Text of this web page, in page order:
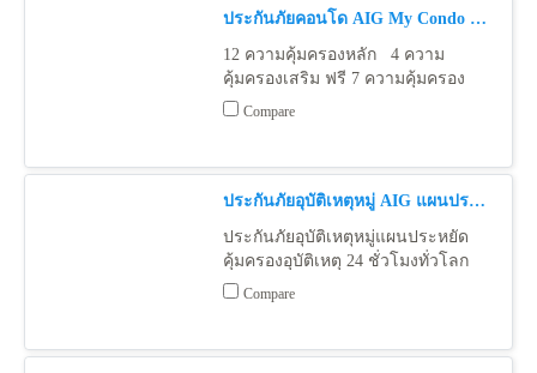
ประกันภัยคอนโด AIG My Condo my Choice
12 ความคุ้มครองหลัก 4 ความ
คุ้มครองเสริม ฟรี 7 ความคุ้มครอง
Compare
ประกันภัยอุบัติเหตุหมู่ AIG แผนประหยัด (Economy Group)
ประกันภัยอุบัติเหตุหมู่แผนประหยัด
คุ้มครองอุบัติเหตุ 24 ชั่วโมงทั่วโลก
ขยายความคุ้มครองถึงการขับขี่และ
Compare